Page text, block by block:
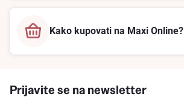
Kako kupovati na Maxi Online?
Prijavite se na newsletter